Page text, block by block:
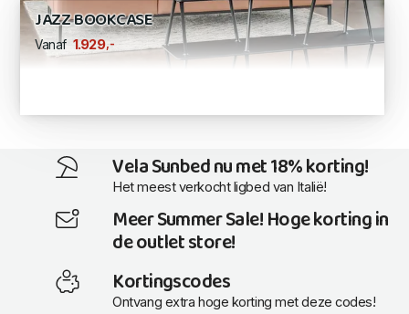
JAZZ BOOKCASE
Vanaf 1.929 ,-
Vela Sunbed nu met 18% korting!
Het meest verkocht ligbed van Italië!
Meer Summer Sale! Hoge korting in
de outlet store!
Kortingscodes
Ontvang extra hoge korting met deze codes!